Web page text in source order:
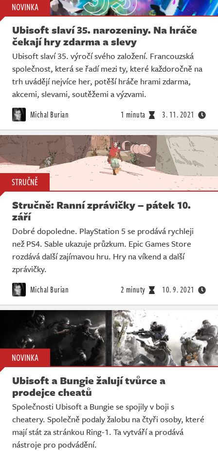
NOVINKA
Ubisoft slaví 35. narozeniny. Na hráče
čekají hry zdarma a slevy
Ubisoft slaví 35. výročí svého založení. Francouzská
společnost, která se řadí mezi ty, které každoročně na
trh uvádějí nejvíce her, potěší hráče hrami zdarma,
akcemi, slevami, soutěžemi a výzvami.
Michal Burian 1 minuta 3. 11. 2021
STRUČNĚ
Stručně: Ranní zprávičky – pátek 10.
září
Dobré dopoledne. PlayStation 5 se prodává rychleji
než PS4. Sable ukazuje průzkum. Epic Games Store
rozdává další zajímavou hru. Hry na víkend a další
zprávičky.
Michal Burian 2 minuty 10. 9. 2021
NOVINKA
Ubisoft a Bungie žalují tvůrce a
prodejce cheatů
Společnosti Ubisoft a Bungie se spojily v boji s
cheatery. Společně podaly žalobu na čtyři osoby, které
mají stát za stránkou Ring-1. Ta vytváří a prodává
nástroje pro podvádění.